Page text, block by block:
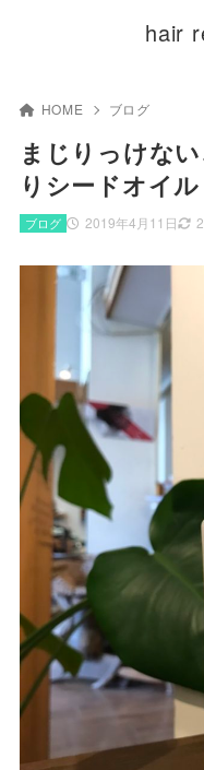
hair
HOME ブログ
まじりっけな
りシードオイル
2019年4月11日
ブログ